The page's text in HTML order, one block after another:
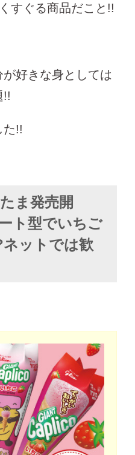
すぐる商品だこと!!
好きな身としては
!!
た!!
ま発売開
ト型でいちご
ットでは歓